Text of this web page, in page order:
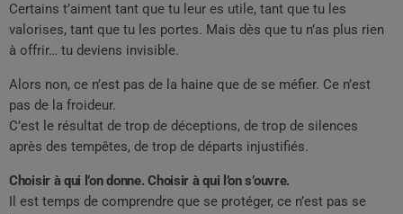
Certains t’aiment tant que tu leur es utile, tant que tu les
valorises, tant que tu les portes. Mais dès que tu n’as plus rien
à offrir… tu deviens invisible.
Alors non, ce n’est pas de la haine que de se méfier. Ce n’est
pas de la froideur.
C’est le résultat de trop de déceptions, de trop de silences
après des tempêtes, de trop de départs injustifiés.
Choisir à qui l’on donne. Choisir à qui l’on s’ouvre.
Il est temps de comprendre que se protéger, ce n’est pas se